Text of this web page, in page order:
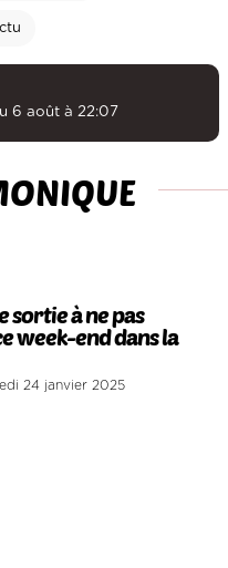
6 août à 22:07
sortie à ne pas
week-end dans la
24 janvier 2025